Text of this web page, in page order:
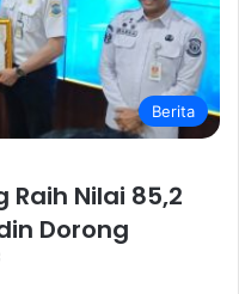
Berita
Nilai 85,2
Dorong